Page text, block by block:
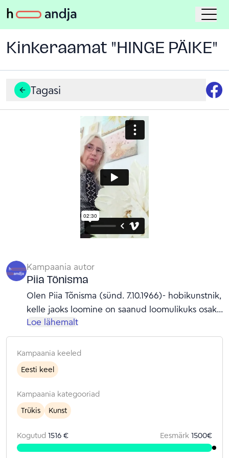
Kinkeraamat "HINGE PÄIKE"
Tagasi
Kampaania autor
Piia Tõnisma
Olen Piia Tõnisma (sünd. 7.10.1966)- hobikunstnik,
kelle jaoks loomine on saanud loomulikuks osaks
igapäevast. Juba lapsena meeldis mulle
joonistada ja muinasjutte lugeda. Ema on mulle
rääkinud, et olin täis joonistanud mitmeid
joonistusplokke ja ära lugenud kõik muinasjutu
raamatud, mis ta mulle linnast tõi. Ise ma seda
kõike muidugi enam täpselt ei mäleta.
Täiskasvanueas tekkis huvi joonistamise vastu
uuesti, kuid ma ei suutnud pikka aega leida seda
õiget tehnikat. Mõned aastat tagasi nägin
Facebookis reisipakkumist Hispaaniasse, mis
Loe lähemalt
Kampaania keeled
Eesti keel
Kampaania kategooriad
Trükis
Kunst
Kogutud 1516 € Eesmärk 1500€